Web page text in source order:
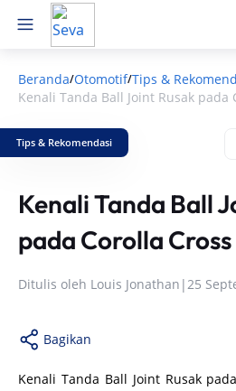
Beranda/Otomotif/Tips &
Kenali Tanda Ball Joint Rusak pada
Tips & Rekomendasi
Kenali Tanda Ball
pada Corolla
Ditulis oleh Louis Jonathan |25
Bagikan
Kenali Tanda Ball Joint Rusak